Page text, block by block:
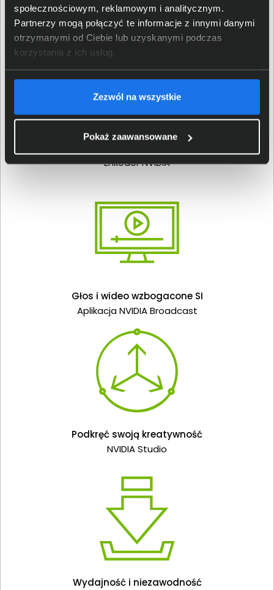
społecznościowym, reklamowym i analitycznym.
Partnerzy mogą połączyć te informacje z innymi danymi
otrzymanymi od Ciebie lub uzyskanymi podczas
korzystania z ich usług.
Zezwól na wszystkie
Pokaż zaawansowane
Platforma NVIDIA Reflex o niskich opóźnieniach
Enkoder NVIDIA
Głos i wideo wzbogacone SI
Aplikacja NVIDIA Broadcast
Podkręć swoją kreatywność
NVIDIA Studio
Wydajność i niezawodność